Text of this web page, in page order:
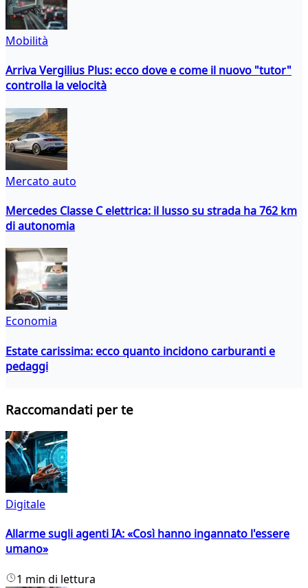
Mobilità
Arriva Vergilius Plus: ecco dove e come il nuovo "tutor"
controlla la velocità
Mercato auto
Mercedes Classe C elettrica: il lusso su strada ha 762 km
di autonomia
Economia
Estate carissima: ecco quanto incidono carburanti e
pedaggi
Raccomandati per te
Digitale
Allarme sugli agenti IA: «Così hanno ingannato l'essere
umano»
1 min di lettura